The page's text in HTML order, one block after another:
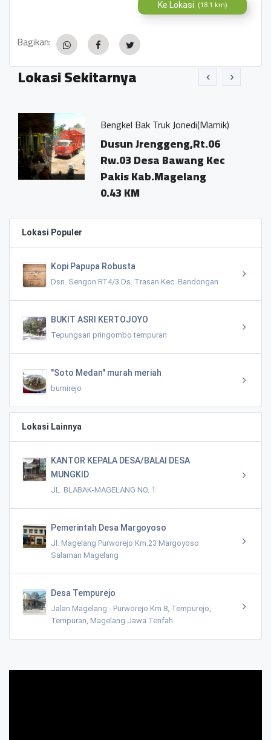
Ke Lokasi (18.1 km)
Bagikan:
Lokasi Sekitarnya
Bengkel Bak Truk Jonedi(Mamik)
Dusun Jrenggeng,Rt.06
Rw.03 Desa Bawang Kec
Pakis Kab.Magelang
0.43 KM
Lokasi Populer
Kopi Papupa Robusta
Dsn. Sengon RT4/3 Ds. Trasan Kec. Bandongan
BUKIT ASRI KERTOJOYO
Tepungsari pringombo tempuran
"Soto Medan" murah meriah
bumirejo
Lokasi Lainnya
KANTOR KEPALA DESA/BALAI DESA
MUNGKID
JL. BLABAK-MAGELANG NO. 1
Pemerintah Desa Margoyoso
Jl. Magelang Purworejo Km.23 Margoyoso
Salaman Magelang
Desa Tempurejo
Jalan Magelang - Purworejo Km 8, Tempurejo,
Tempuran, Magelang Jawa Tenfah